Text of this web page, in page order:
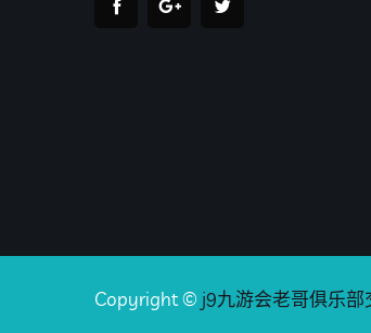
Copyright © j9九游会老哥俱乐部